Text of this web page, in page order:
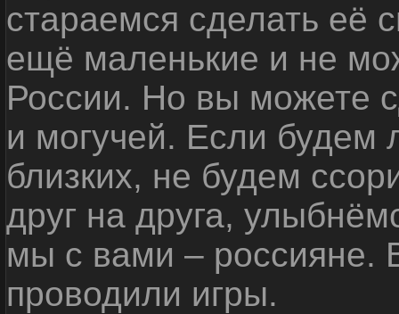
стараемся сделать её
ещё маленькие и не
России. Но вы можете
и могучей. Если будем
близких, не будем
друг на друга,
мы с вами – россияне.
проводили игры.